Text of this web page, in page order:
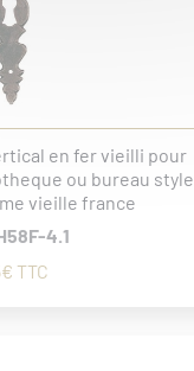
en fer vieilli pour
ou bureau style
vieille france
4.1
TTC